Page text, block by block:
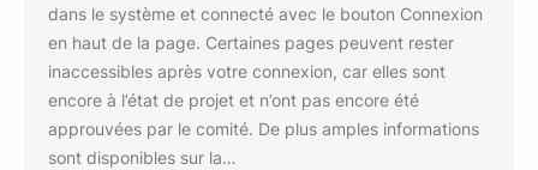
dans le système et connecté avec le bouton Connexion
en haut de la page. Certaines pages peuvent rester
inaccessibles après votre connexion, car elles sont
encore à l’état de projet et n’ont pas encore été
approuvées par le comité. De plus amples informations
sont disponibles sur la…